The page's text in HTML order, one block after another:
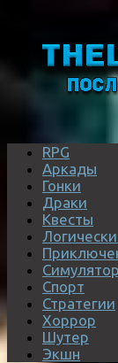
RPG
Аркады
Гонки
Драки
Квесты
Спорт
Стратегии
Хоррор
Шутер
Экшн